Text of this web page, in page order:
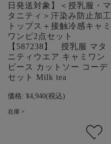
日発送対象】＜授乳服・マ
タニティ＞汗染み防止加工
トップス＋接触冷感キャミ
ワンピ2点セット
【587238】 授乳服 マタ
ニティウエア キャミワン
ピース カットソー コーデ
セット Milk tea
価格: ¥4,940(税込)
在庫 ×